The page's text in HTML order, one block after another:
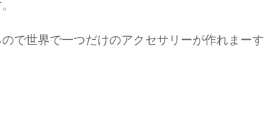
で世界で一つだけのアクセサリーが作れまーす